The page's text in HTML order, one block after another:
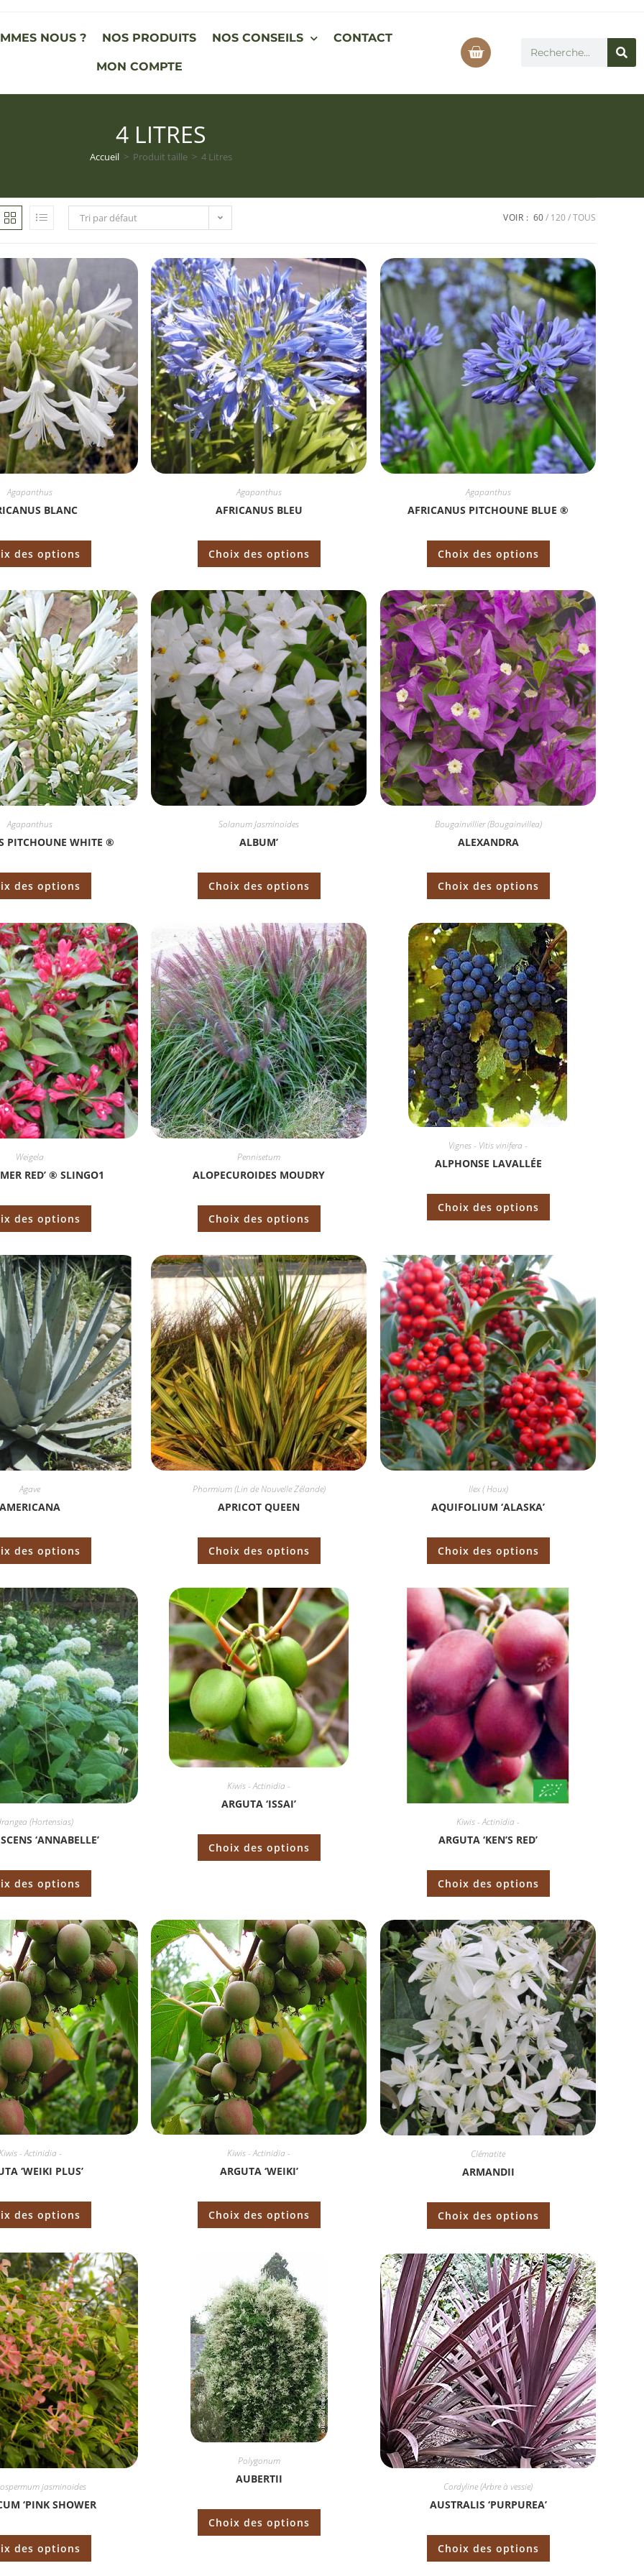
NOUS ? NOS PRODUITS NOS CONSEILS CONTACT
MON COMPTE
4 LITRES
Accueil > Produit taille > 4 Litres
Tri par défaut VOIR : 60 120 TOUS
Agapanthus
BLANC
des options
Agapanthus
AFRICANUS BLEU
Choix des options
Agapanthus
AFRICANUS PITCHOUNE BLUE ®
Choix des options
Agapanthus
PITCHOUNE WHITE ®
des options
Solanum Jasminoides
ALBUM’
Choix des options
Bougainvillier (Bougainvillea)
ALEXANDRA
Choix des options
Weigela
RED’ ® SLINGO1
des options
Pennisetum
ALOPECUROIDES MOUDRY
Choix des options
Vignes - Vitis vinifera -
ALPHONSE LAVALLÉE
Choix des options
Agave
AMERICANA
des options
Phormium (Lin de Nouvelle Zélande)
APRICOT QUEEN
Choix des options
Ilex ( Houx)
AQUIFOLIUM ‘ALASKA’
Choix des options
(Hortensias)
‘ANNABELLE’
des options
Kiwis - Actinidia -
ARGUTA ‘ISSAI’
Choix des options
Kiwis - Actinidia -
ARGUTA ‘KEN’S RED’
Choix des options
- Actinidia -
‘WEIKI PLUS’
des options
Kiwis - Actinidia -
ARGUTA ‘WEIKI’
Choix des options
Clématite
ARMANDII
Choix des options
jasminoides
‘PINK SHOWER
des options
Polygonum
AUBERTII
Choix des options
Cordyline (Arbre à vessie)
AUSTRALIS ‘PURPUREA’
Choix des options